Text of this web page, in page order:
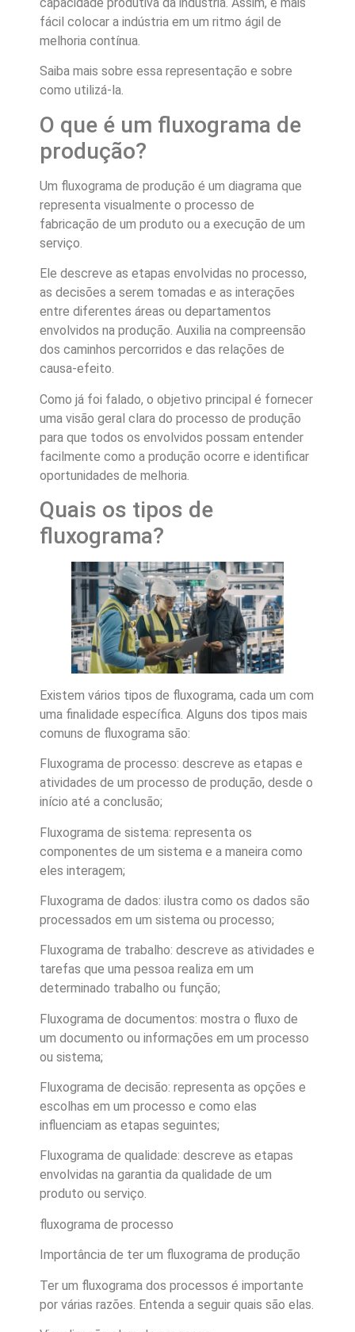
fácil colocar a indústria em um ritmo ágil de
melhoria contínua.
Saiba mais sobre essa representação e sobre
como utilizá-la.
O que é um fluxograma de
produção?
Um fluxograma de produção é um diagrama que
representa visualmente o processo de
fabricação de um produto ou a execução de um
serviço.
Ele descreve as etapas envolvidas no processo,
as decisões a serem tomadas e as interações
entre diferentes áreas ou departamentos
envolvidos na produção. Auxilia na compreensão
dos caminhos percorridos e das relações de
causa-efeito.
Como já foi falado, o objetivo principal é fornecer
uma visão geral clara do processo de produção
para que todos os envolvidos possam entender
facilmente como a produção ocorre e identificar
oportunidades de melhoria.
Quais os tipos de
fluxograma?
Existem vários tipos de fluxograma, cada um com
uma finalidade específica. Alguns dos tipos mais
comuns de fluxograma são:
Fluxograma de processo: descreve as etapas e
atividades de um processo de produção, desde o
início até a conclusão;
Fluxograma de sistema: representa os
componentes de um sistema e a maneira como
eles interagem;
Fluxograma de dados: ilustra como os dados são
processados em um sistema ou processo;
Fluxograma de trabalho: descreve as atividades e
tarefas que uma pessoa realiza em um
determinado trabalho ou função;
Fluxograma de documentos: mostra o fluxo de
um documento ou informações em um processo
ou sistema;
Fluxograma de decisão: representa as opções e
escolhas em um processo e como elas
influenciam as etapas seguintes;
Fluxograma de qualidade: descreve as etapas
envolvidas na garantia da qualidade de um
produto ou serviço.
fluxograma de processo
Importância de ter um fluxograma de produção
Ter um fluxograma dos processos é importante
por várias razões. Entenda a seguir quais são elas.